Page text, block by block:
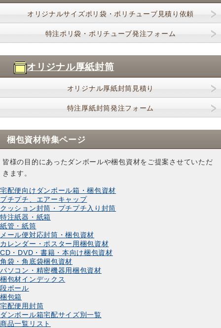
オリジナルサイズポリ袋・ポリチューブ見積り依頼
特注ポリ袋・ポリチューブ発注フォーム
オリジナル厚紙封筒
オリジナル厚紙封筒見積り
特注厚紙封筒発注フォーム
梱包資材特集ページ
皆様の目的にあったダンボールや梱包資材をご提案させていただ
きます。
宅配便向けダンボール箱・梱包資材
プチプチ、エアーキャップ
クッション封筒・プチプチ入り封筒
特注紙器・紙箱
紙管・紙筒
メール便対応封筒・梱包資材
カレンダー・ポスター用梱包資材
CD・DVD・書籍・本向け梱包資材
角袋・角底袋梱包資材
パソコン・精密機器用梱包資材
梱包材インデックス
段ボール
梱包箱
宅配便用封筒
ダンボール箱宅配サイズ別一覧
商品一覧リスト